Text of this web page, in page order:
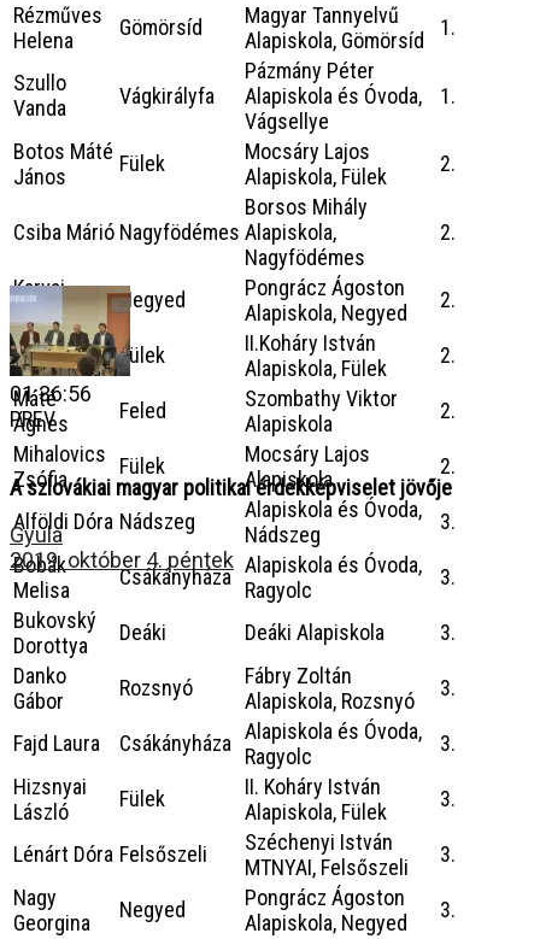
Rézműves
Helena
Gömörsíd
Magyar Tannyelvű
Alapiskola, Gömörsíd
1.
Szullo
Vanda
Vágkirályfa
Pázmány Péter
Alapiskola és Óvoda,
Vágsellye
1.
Botos Máté
János
Fülek
Mocsáry Lajos
Alapiskola, Fülek
2.
Csiba Márió Nagyfödémes
Borsos Mihály
Alapiskola,
Nagyfödémes
2.
Karvai
Vittorio
Negyed
Pongrácz Ágoston
Alapiskola, Negyed
2.
Marek
Patrícia
Fülek
II.Koháry István
Alapiskola, Fülek
2.
Máté
Ágnes
Feled
Szombathy Viktor
Alapiskola
2.
Mihalovics
Zsófia
Fülek
Mocsáry Lajos
Alapiskola
2.
Alföldi Dóra Nádszeg
Alapiskola és Óvoda,
Nádszeg
3.
Bobák
Melisa
Csákányháza Alapiskola és Óvoda,
Ragyolc
3.
Bukovský
Dorottya
Deáki Deáki Alapiskola
3.
Danko
Gábor
Rozsnyó
Fábry Zoltán
Alapiskola, Rozsnyó
3.
Fajd Laura Csákányháza Alapiskola és Óvoda,
Ragyolc
3.
Hizsnyai
László
Fülek
II. Koháry István
Alapiskola, Fülek
3.
Lénárt Dóra Felsőszeli
Széchenyi István
MTNYAI, Felsőszeli
3.
Nagy
Georgina
Negyed
Pongrácz Ágoston
Alapiskola, Negyed
3.
01:36:56
PREV
A szlovákiai magyar politikai érdekképviselet jövője
Gyula
2019. október 4. péntek